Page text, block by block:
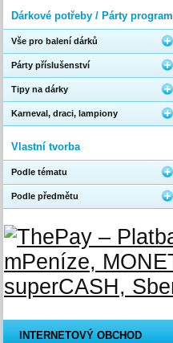
Dárkové potřeby / Párty program
Vše pro balení dárků
Párty příslušenství
Tipy na dárky
Karneval, draci, lampiony
Vlastní tvorba
Podle tématu
Podle předmětu
INTERNETOVÝ OBCHOD